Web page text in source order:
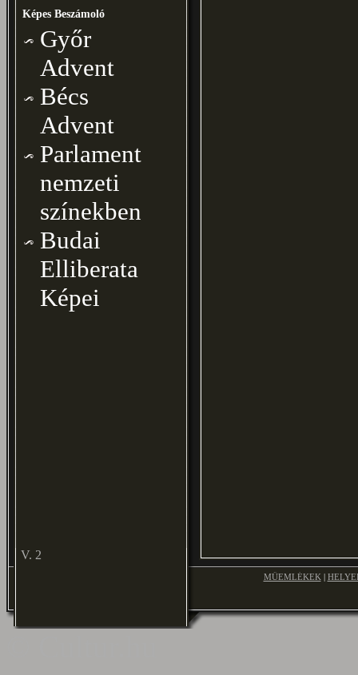
Képes Beszámoló
Győr
Advent
Bécs
Advent
Parlament
nemzeti
színekben
Budai
Elliberata
Képei
V. 2
MŰEMLÉKEK |